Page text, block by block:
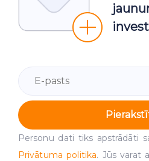
Personu dati tiks apstrādāti
Privātuma politika. Jūs varat